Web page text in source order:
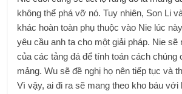
không thể phá vỡ nó. Tuy nhiên, Son Li
khác hoàn toàn phụ thuộc vào Nie lúc
yêu cầu anh ta cho một giải pháp. Nie
của các tảng đá để tính toán cách chúng
mảng. Wu sẽ đề nghị họ nên tiếp tục và
Vì vậy, ai đi ra sẽ mang theo kho báu với